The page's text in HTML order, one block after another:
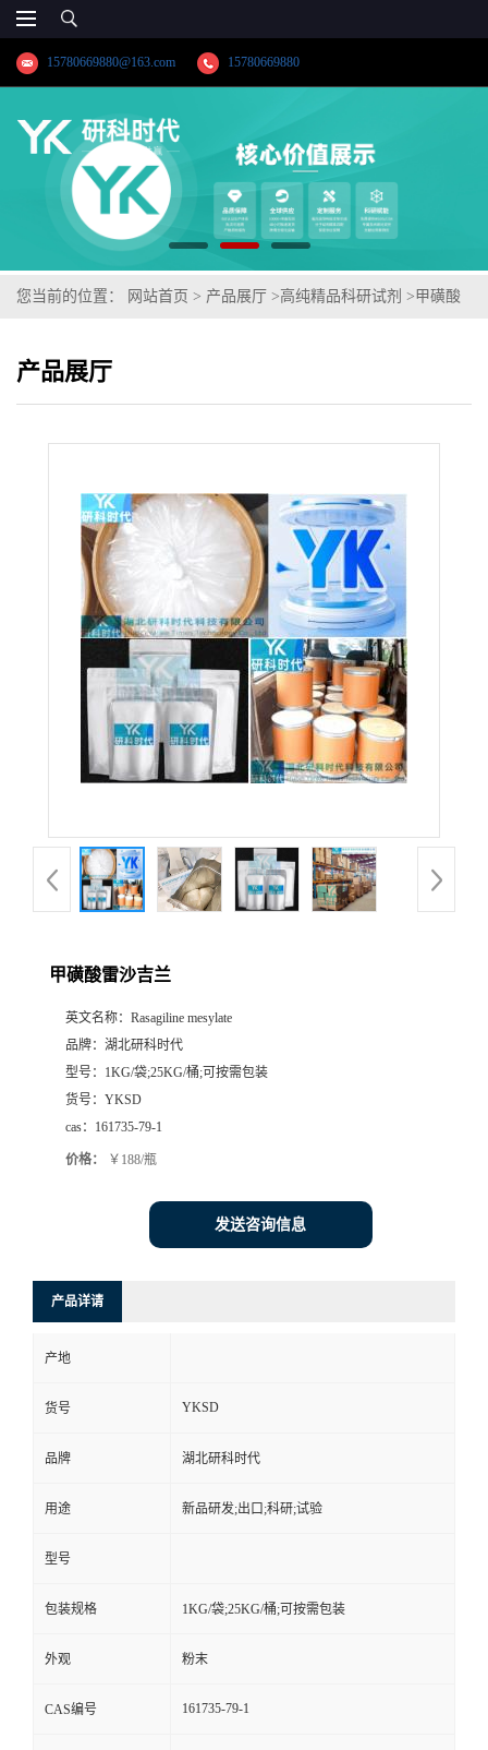
15780669880@163.com 15780669880
您当前的位置： 网站首页 > 产品展厅 >高纯精品科研试剂 >甲磺酸
产品展厅
甲磺酸雷沙吉兰
英文名称： Rasagiline mesylate
品牌： 湖北研科时代
型号： 1KG/袋;25KG/桶;可按需包装
货号： YKSD
cas： 161735-79-1
价格： ￥188/瓶
发送咨询信息
产品详请
产地
货号 YKSD
品牌 湖北研科时代
用途 新品研发;出口;科研;试验
型号
包装规格 1KG/袋;25KG/桶;可按需包装
外观 粉末
CAS编号 161735-79-1